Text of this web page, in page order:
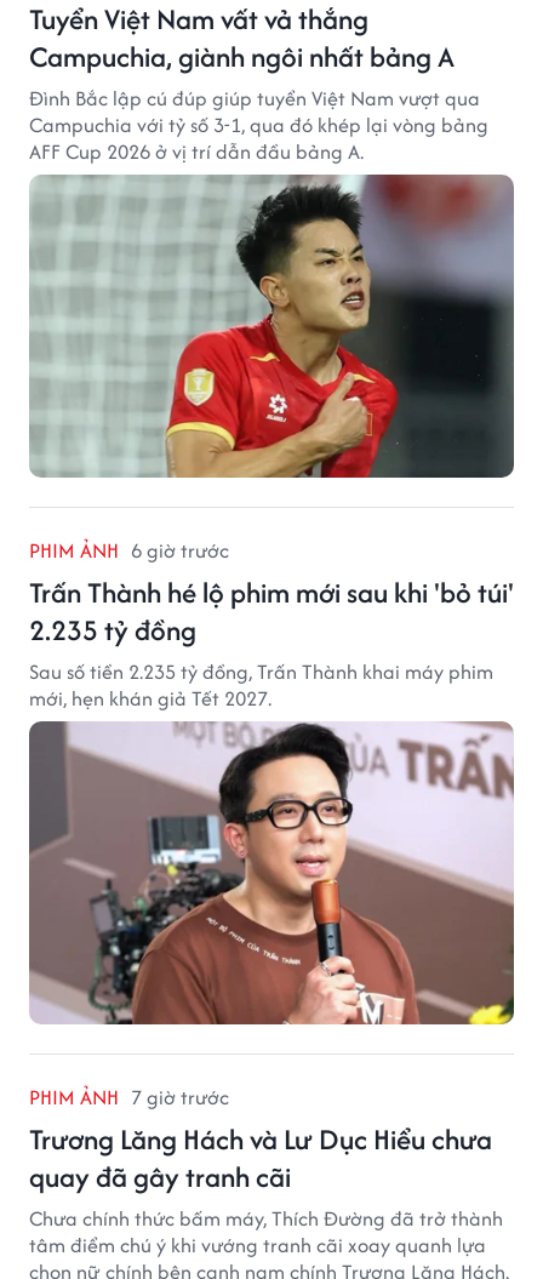
Tuyển Việt Nam vất vả thắng
Campuchia, giành ngôi nhất bảng A
Đình Bắc lập cú đúp giúp tuyển Việt Nam vượt qua
Campuchia với tỷ số 3-1, qua đó khép lại vòng bảng
AFF Cup 2026 ở vị trí dẫn đầu bảng A.
PHIM ẢNH 6 giờ trước
Trấn Thành hé lộ phim mới sau khi 'bỏ túi'
2.235 tỷ đồng
Sau số tiền 2.235 tỷ đồng, Trấn Thành khai máy phim
mới, hẹn khán giả Tết 2027.
PHIM ẢNH 7 giờ trước
Trương Lăng Hách và Lư Dục Hiểu chưa
quay đã gây tranh cãi
Chưa chính thức bấm máy, Thích Đường đã trở thành
tâm điểm chú ý khi vướng tranh cãi xoay quanh lựa
chọn nữ chính bên cạnh nam chính Trương Lăng Hách.